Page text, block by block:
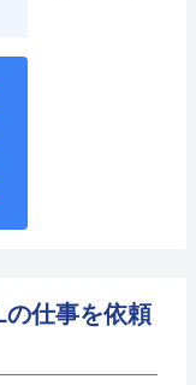
の仕事を依頼